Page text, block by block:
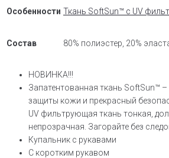
Особенности Ткань SoftSun™ с UV
Состав 80% полиэстер, 20%
НОВИНКА!!!
Запатентованная ткань SoftSun™
защиты кожи и прекрасный
UV фильтрующая ткань тонкая,
непрозрачная. Загорайте без
Купальник с рукавами
С коротким рукавом